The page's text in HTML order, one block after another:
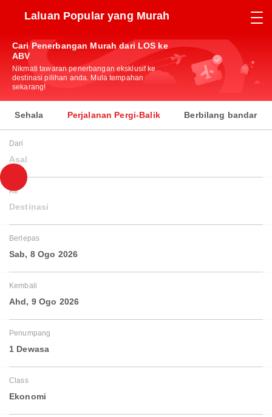
Laluan Popular yang Murah
Cari Penerbangan Murah dari LOS ke
ABV
Nikmati tawaran penerbangan eksklusif ke
destinasi pilihan anda. Mula tempahan
sekarang!
Sehala Perjalanan Pergi-Balik Berbilang bandar
Dari
Asal
Ke
Destinasi
Berlepas
Sab, 8 Ogo 2026
Kembali
Ahd, 9 Ogo 2026
Penumpang
1 Dewasa
Class
Ekonomi